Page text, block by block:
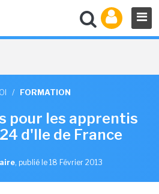
/ FORMATION
pour les apprentis
d'Ile de France
, publié le 18 Février 2013